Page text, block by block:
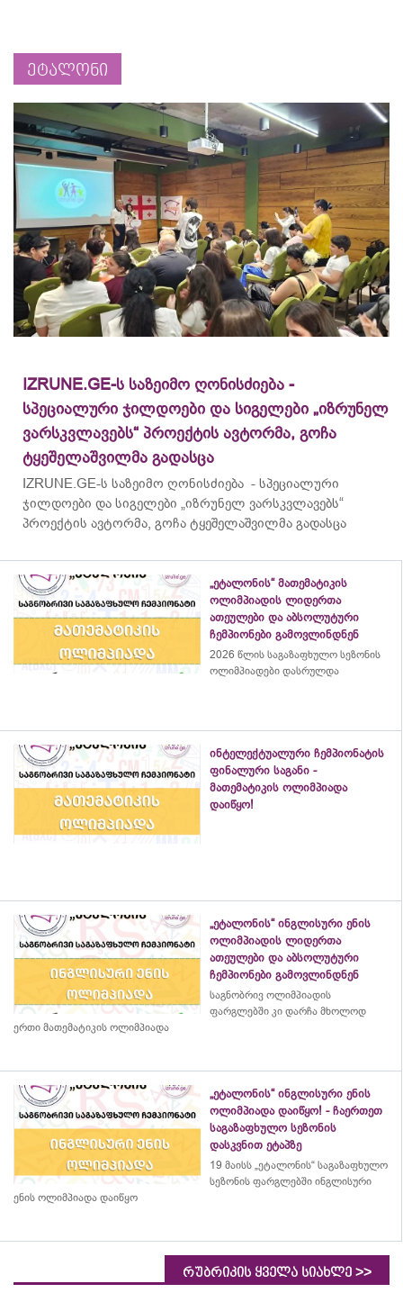
ეტალონი
IZRUNE.GE-ს საზეიმო ღონისძიება -
სპეციალური ჯილდოები და სიგელები „იზრუნელ
ვარსკვლავებს“ პროექტის ავტორმა, გოჩა
ტყეშელაშვილმა გადასცა
IZRUNE.GE-ს საზეიმო ღონისძიება - სპეციალური
ჯილდოები და სიგელები „იზრუნელ ვარსკვლავებს“
პროექტის ავტორმა, გოჩა ტყეშელაშვილმა გადასცა
„ეტალონის“ მათემატიკის
ოლიმპიადის ლიდერთა
ათეულები და აბსოლუტური
ჩემპიონები გამოვლინდნენ
2026 წლის საგაზაფხულო სეზონის
ოლიმპიადები დასრულდა
ინტელექტუალური ჩემპიონატის
ფინალური საგანი -
მათემატიკის ოლიმპიადა
დაიწყო!
„ეტალონის“ ინგლისური ენის
ოლიმპიადის ლიდერთა
ათეულები და აბსოლუტური
ჩემპიონები გამოვლინდნენ
საგნობრივ ოლიმპიადის
ფარგლებში კი დარჩა მხოლოდ
ერთი მათემატიკის ოლიმპიადა
„ეტალონის“ ინგლისური ენის
ოლიმპიადა დაიწყო! - ჩაერთეთ
საგაზაფხულო სეზონის
დასკვნით ეტაპზე
19 მაისს „ეტალონის“ საგაზაფხულო
სეზონის ფარგლებში ინგლისური
ენის ოლიმპიადა დაიწყო
რუბრიკის ყველა სიახლე >>